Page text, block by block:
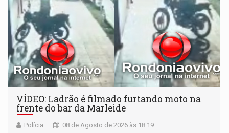
VÍDEO: Ladrão é filmado furtando moto na
frente do bar da Marleide
Polícia 08 de Agosto de 2026 às 18:19